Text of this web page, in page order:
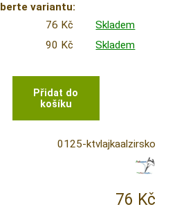
variantu:
76 Kč
Skladem
90 Kč Skladem
0125-ktvlajkaalzirsko
76 Kč